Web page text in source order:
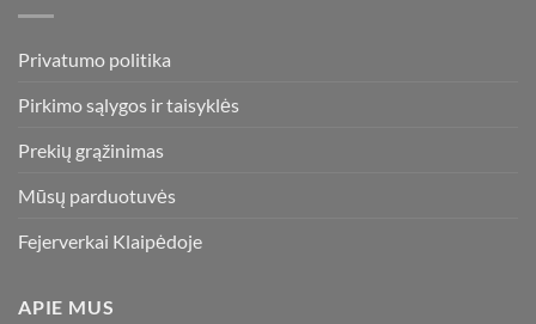
Privatumo politika
Pirkimo sąlygos ir taisyklės
Prekių grąžinimas
Mūsų parduotuvės
Fejerverkai Klaipėdoje
APIE MUS